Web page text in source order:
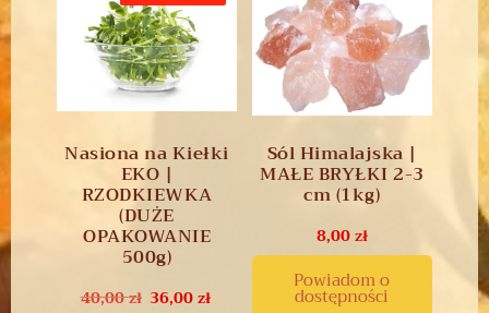
Nasiona na Kiełki
EKO |
RZODKIEWKA
(DUŻE
OPAKOWANIE
500g)
40,00zł 36,00zł
Sól Himalajska |
MAŁE BRYŁKI 2-3
cm (1kg)
8,00zł
Powiadom o
dostępności